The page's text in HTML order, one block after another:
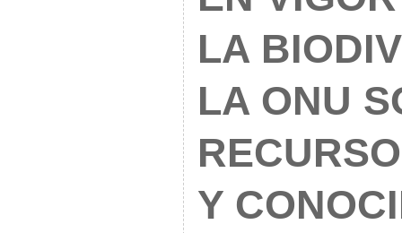
LA
LA ONU
Y